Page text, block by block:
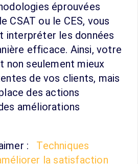
éprouvées
CSAT ou le CES, vous
interpréter les données
efficace. Ainsi, votre
non seulement mieux
de vos clients, mais
des actions
améliorations
:
Techniques
la satisfaction